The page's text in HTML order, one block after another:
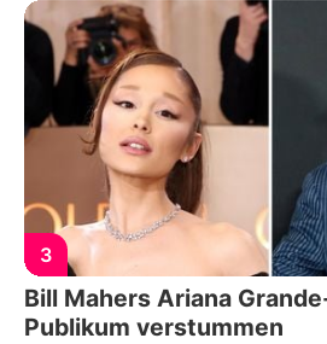
3
Bill Mahers Ariana
Publikum verstummen